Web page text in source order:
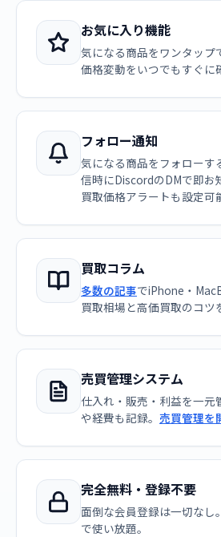
お気に入り機能
気になる商品をワンタップ
価格変動をいつでもすぐに
フォロー通知
気になる商品をフォローす
信時にDiscordのDMで即お
買取価格アラートも設定可
買取コラム
多数の記事でiPhone・
買取相場と高価買取のコツ
売買管理システム
仕入れ・販売・利益を一元
や経費も記録。 売買管理を
完全無料・登録不要
面倒な会員登録は一切なし
で使い放題。